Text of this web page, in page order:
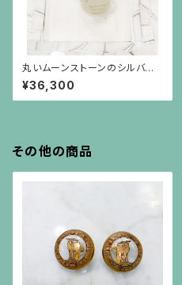
丸いムーンストーンのシルバー
リング
¥36,300
その他の商品